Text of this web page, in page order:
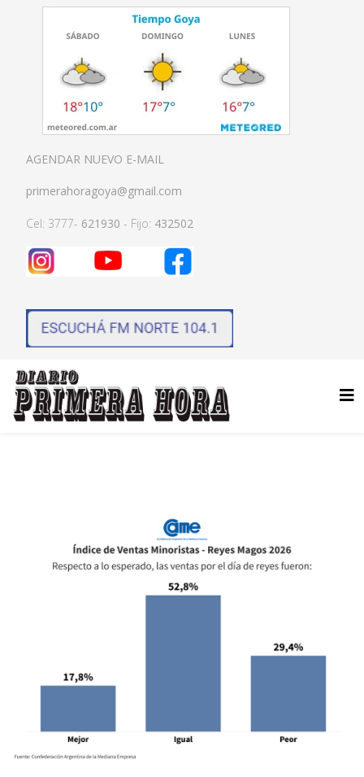
AGENDAR NUEVO E-MAIL
primerahoragoya@gmail.com
Cel: 3777- 621930 - Fijo: 432502